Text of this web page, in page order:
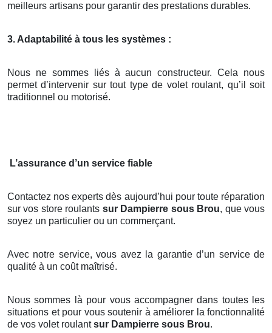
meilleurs artisans pour garantir des prestations durables.
3. Adaptabilité à tous les systèmes :
Nous ne sommes liés à aucun constructeur. Cela nous
permet d’intervenir sur tout type de volet roulant, qu’il soit
traditionnel ou motorisé.
L’assurance d’un service fiable
Contactez nos experts dès aujourd’hui pour toute réparation
sur vos store roulants sur Dampierre sous Brou, que vous
soyez un particulier ou un commerçant.
Avec notre service, vous avez la garantie d’un service de
qualité à un coût maîtrisé.
Nous sommes là pour vous accompagner dans toutes les
situations et pour vous soutenir à améliorer la fonctionnalité
de vos volet roulantsur Dampierre sous Brou.